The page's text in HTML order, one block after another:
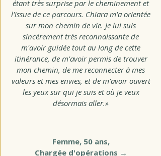
étant très surprise par le cheminement et
l'issue de ce parcours. Chiara m'a orientée
sur mon chemin de vie. Je lui suis
sincèrement très reconnaissante de
m'avoir guidée tout au long de cette
itinérance, de m'avoir permis de trouver
mon chemin, de me reconnecter à mes
valeurs et mes envies, et de m'avoir ouvert
les yeux sur qui je suis et où je veux
désormais aller.»
Femme, 50 ans,
Chargée d'opérations →